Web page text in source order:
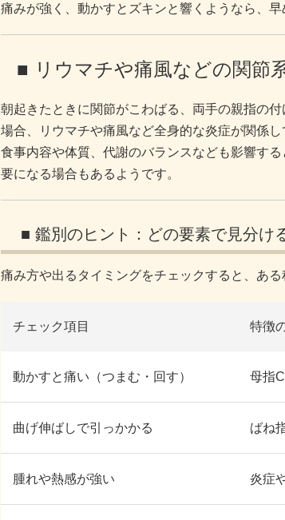
痛みが強く、動かすとズキンと響くようなら、早
■ リウマチや痛風などの関節
朝起きたときに関節がこわばる、両手の親指の
場合、リウマチや痛風など全身的な炎症が関係
食事内容や体質、代謝のバランスなども影響す
要になる場合もあるようです。
■ 鑑別のヒント：どの要素で見分け
痛み方や出るタイミングをチェックすると、あ
チェック項目 特徴
動かすと痛い（つまむ・回す） 母指
曲げ伸ばしで引っかかる ばね
腫れや熱感が強い 炎症